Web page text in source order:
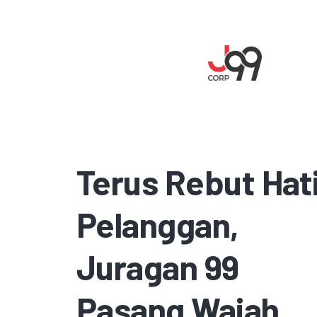
Terus Rebut
Pelanggan,
Juragan 99